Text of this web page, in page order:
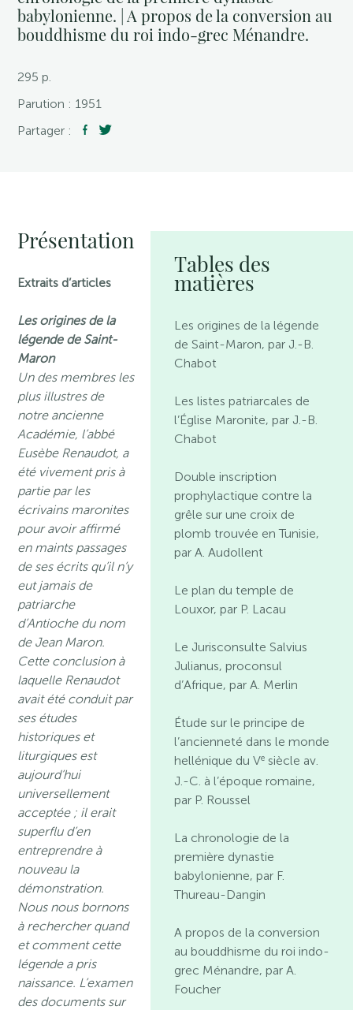
babylonienne. | A propos de la conversion au
bouddhisme du roi indo-grec Ménandre.
295 p.
Parution : 1951
Partager :
Présentation
Extraits d’articles
Les origines de la
légende de Saint-
Maron
Un des membres les
plus illustres de
notre ancienne
Académie, l’abbé
Eusèbe Renaudot, a
été vivement pris à
partie par les
écrivains maronites
pour avoir affirmé
en maints passages
de ses écrits qu’il n’y
eut jamais de
patriarche
d’Antioche du nom
de Jean Maron.
Cette conclusion à
laquelle Renaudot
avait été conduit par
ses études
historiques et
liturgiques est
aujourd’hui
universellement
acceptée ; il erait
superflu d’en
entreprendre à
nouveau la
démonstration.
Nous nous bornons
à rechercher quand
et comment cette
légende a pris
naissance. L’examen
des documents sur
Tables des
matières
Les origines de la légende
de Saint-Maron, par J.-B.
Chabot
Les listes patriarcales de
l’Église Maronite, par J.-B.
Chabot
Double inscription
prophylactique contre la
grêle sur une croix de
plomb trouvée en Tunisie,
par A. Audollent
Le plan du temple de
Louxor, par P. Lacau
Le Jurisconsulte Salvius
Julianus, proconsul
d’Afrique, par A. Merlin
Étude sur le principe de
l’ancienneté dans le monde
hellénique du Ve siècle av.
J.-C. à l’époque romaine,
par P. Roussel
La chronologie de la
première dynastie
babylonienne, par F.
Thureau-Dangin
A propos de la conversion
au bouddhisme du roi indo-
grec Ménandre, par A.
Foucher